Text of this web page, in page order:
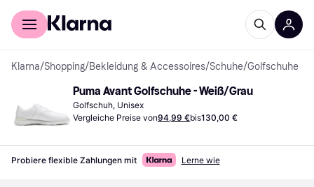
Für Shopper
Klarna/Shopping/Bekleidung & Accessoires/Schuhe/Golfschuhe
Puma Avant Golfschuhe - Weiß/Grau
Golfschuh, Unisex
Vergleiche Preise von94,99 €bis130,00 €
Probiere flexible Zahlungen mit Lerne wie